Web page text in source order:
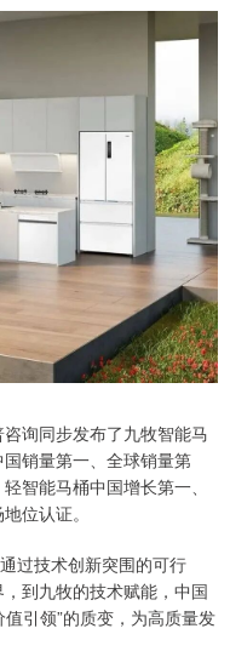
询同步发布了九牧智能马
销量第一、全球销量第
智能马桶中国增长第一、
位认证。
过技术创新突围的可行
到九牧的技术赋能，中国
引领”的质变，为高质量发